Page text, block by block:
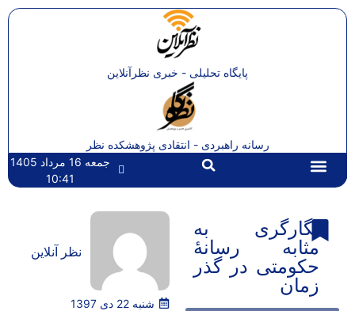
پایگاه تحلیلی - خبری نظرآنلاین
رسانه راهبردی - انتقادی پژوهشکده نظر
جمعه 16 مرداد 1405
10:41
نگارگری به
مثابه رسانۀ
حکومتی در گذر
زمان
نظر آنلاین
شنبه 22 دی 1397